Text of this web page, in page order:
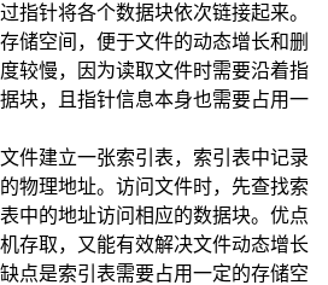
指针将各个数据块依次链接起来。
储空间，便于文件的动态增长和删
较慢，因为读取文件时需要沿着指
块，且指针信息本身也需要占用一
件建立一张索引表，索引表中记录
物理地址。访问文件时，先查找索
中的地址访问相应的数据块。优点
存取，又能有效解决文件动态增长
点是索引表需要占用一定的存储空